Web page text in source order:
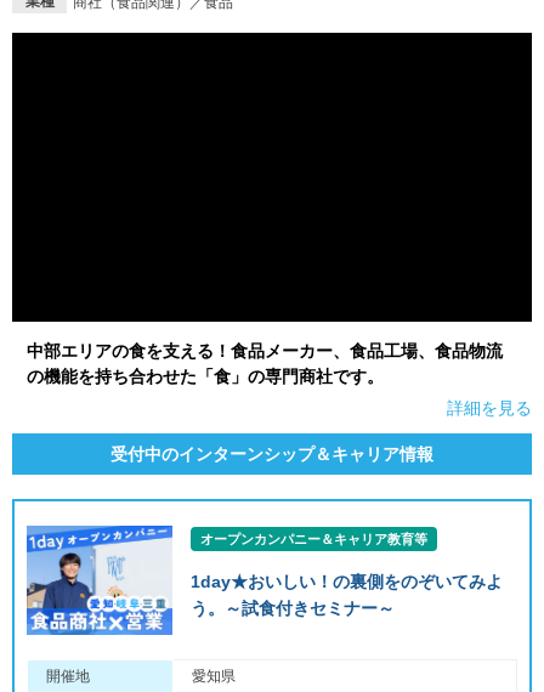
中部エリアの食を支える！食品メーカー、食品工場、食品物流
の機能を持ち合わせた「食」の専門商社です。
詳細を見る
受付中のインターンシップ＆キャリア情報
オープンカンパニー＆キャリア教育等
1day★おいしい！の裏側をのぞいてみよ
う。～試食付きセミナー～
開催地
愛知県